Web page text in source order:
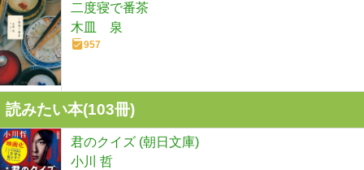
二度寝で番茶
木皿 泉
957
読みたい本(103冊)
君のクイズ (朝日文庫)
小川 哲